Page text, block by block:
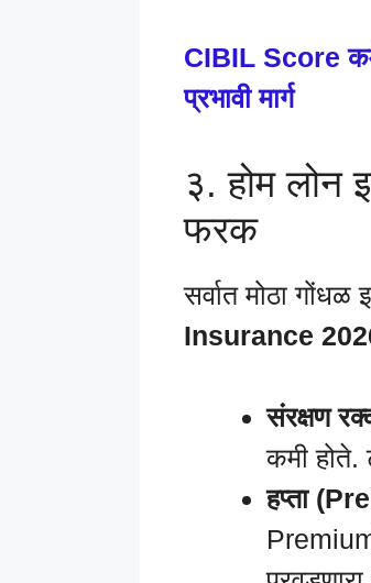
CIBIL Score
प्रभावी मार्ग
३. होम लोन
फरक
सर्वात मोठा गोंधळ
Insurance
संरक्षण
कमी होते.
हप्ता